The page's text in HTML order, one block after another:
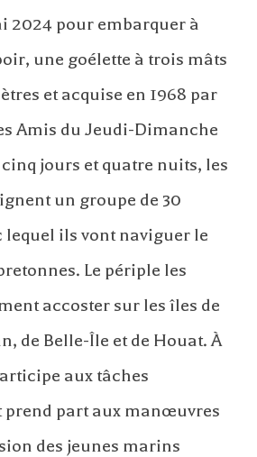
2024 pour embarquer à
une goélette à trois mâts
et acquise en 1968 par
Amis du Jeudi-Dimanche
jours et quatre nuits, les
un groupe de 30
lequel ils vont naviguer le
Le périple les
accoster sur les îles de
de Belle-Île et de Houat. À
aux tâches
prend part aux manœuvres
des jeunes marins